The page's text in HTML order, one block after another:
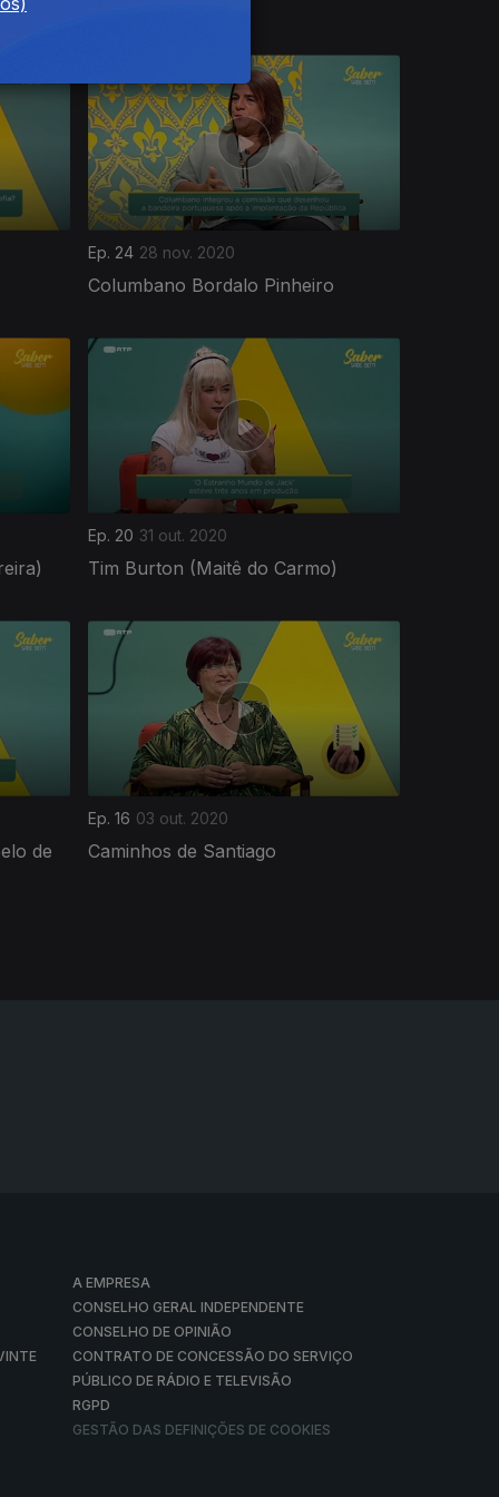
Ep. 24 28 nov. 2020
Columbano Bordalo Pinheiro
Ep. 20 31 out. 2020
Tim Burton (Maitê do Carmo)
de
Ep. 16 03 out. 2020
Caminhos de Santiago
A EMPRESA
CONSELHO GERAL INDEPENDENTE
CONSELHO DE OPINIÃO
CONTRATO DE CONCESSÃO DO SERVIÇO
PÚBLICO DE RÁDIO E TELEVISÃO
RGPD
GESTÃO DAS DEFINIÇÕES DE COOKIES